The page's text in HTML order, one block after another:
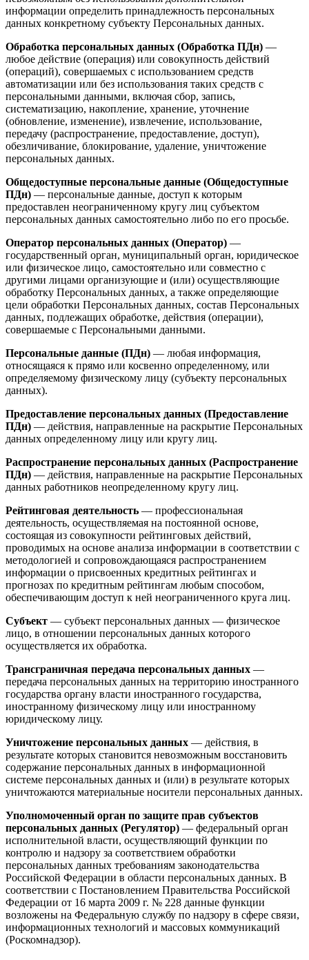
информации определить принадлежность персональных
данных конкретному субъекту Персональных данных.
Обработка персональных данных (Обработка ПДн) —
любое действие (операция) или совокупность действий
(операций), совершаемых с использованием средств
автоматизации или без использования таких средств с
персональными данными, включая сбор, запись,
систематизацию, накопление, хранение, уточнение
(обновление, изменение), извлечение, использование,
передачу (распространение, предоставление, доступ),
обезличивание, блокирование, удаление, уничтожение
персональных данных.
Общедоступные персональные данные (Общедоступные
ПДн) — персональные данные, доступ к которым
предоставлен неограниченному кругу лиц субъектом
персональных данных самостоятельно либо по его просьбе.
Оператор персональных данных (Оператор) —
государственный орган, муниципальный орган, юридическое
или физическое лицо, самостоятельно или совместно с
другими лицами организующие и (или) осуществляющие
обработку Персональных данных, а также определяющие
цели обработки Персональных данных, состав Персональных
данных, подлежащих обработке, действия (операции),
совершаемые с Персональными данными.
Персональные данные (ПДн) — любая информация,
относящаяся к прямо или косвенно определенному, или
определяемому физическому лицу (субъекту персональных
данных).
Предоставление персональных данных (Предоставление
ПДн) — действия, направленные на раскрытие Персональных
данных определенному лицу или кругу лиц.
Распространение персональных данных (Распространение
ПДн) — действия, направленные на раскрытие Персональных
данных работников неопределенному кругу лиц.
Рейтинговая деятельность — профессиональная
деятельность, осуществляемая на постоянной основе,
состоящая из совокупности рейтинговых действий,
проводимых на основе анализа информации в соответствии с
методологией и сопровождающаяся распространением
информации о присвоенных кредитных рейтингах и
прогнозах по кредитным рейтингам любым способом,
обеспечивающим доступ к ней неограниченного круга лиц.
Субъект — субъект персональных данных — физическое
лицо, в отношении персональных данных которого
осуществляется их обработка.
Трансграничная передача персональных данных —
передача персональных данных на территорию иностранного
государства органу власти иностранного государства,
иностранному физическому лицу или иностранному
юридическому лицу.
Уничтожение персональных данных — действия, в
результате которых становится невозможным восстановить
содержание персональных данных в информационной
системе персональных данных и (или) в результате которых
уничтожаются материальные носители персональных данных.
Уполномоченный орган по защите прав субъектов
персональных данных (Регулятор) — федеральный орган
исполнительной власти, осуществляющий функции по
контролю и надзору за соответствием обработки
персональных данных требованиям законодательства
Российской Федерации в области персональных данных. В
соответствии с Постановлением Правительства Российской
Федерации от 16 марта 2009 г. № 228 данные функции
возложены на Федеральную службу по надзору в сфере связи,
информационных технологий и массовых коммуникаций
(Роскомнадзор).